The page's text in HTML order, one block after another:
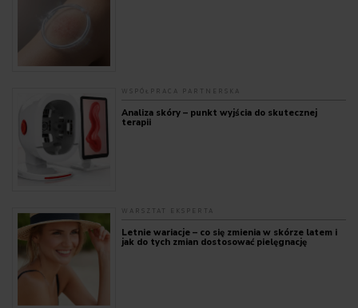
WSPÓŁPRACA PARTNERSKA
Analiza skóry – punkt wyjścia do skutecznej
terapii
WARSZTAT EKSPERTA
Letnie wariacje – co się zmienia w skórze latem i
jak do tych zmian dostosować pielęgnację